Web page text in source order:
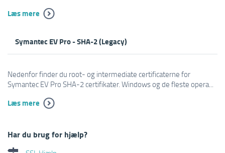
Læs mere
Symantec EV Pro - SHA-2 (Legacy)
Nedenfor finder du root- og intermediate certificaterne for
Symantec EV Pro SHA-2 certifikater. Windows og de fleste opera...
Læs mere
Har du brug for hjælp?